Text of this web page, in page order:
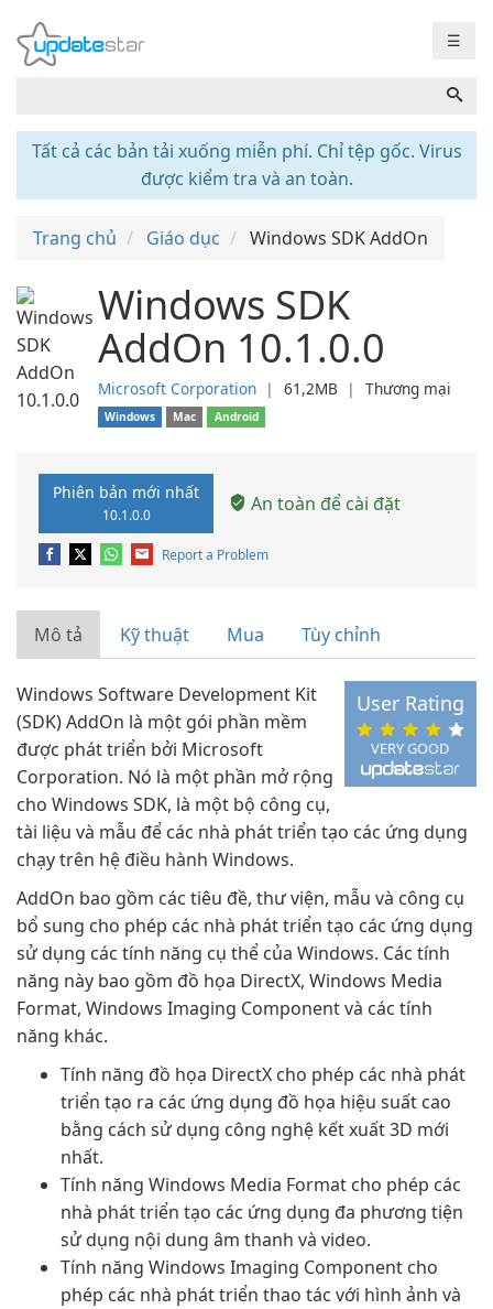
☰
Tất cả các bản tải xuống miễn phí. Chỉ tệp gốc. Virus
được kiểm tra và an toàn.
Trang chủ Giáo dục Windows SDK AddOn
Windows SDK
AddOn 10.1.0.0
Microsoft Corporation ❘ 61,2MB ❘ Thương mại
Windows Mac Android
Phiên bản mới nhất
10.1.0.0 An toàn để cài đặt
Report a Problem
Mô tả Kỹ thuật Mua Tùy chỉnh
VERY GOOD
User Rating
Windows Software Development Kit
(SDK) AddOn là một gói phần mềm
được phát triển bởi Microsoft
Corporation. Nó là một phần mở rộng
cho Windows SDK, là một bộ công cụ,
tài liệu và mẫu để các nhà phát triển tạo các ứng dụng
chạy trên hệ điều hành Windows.
AddOn bao gồm các tiêu đề, thư viện, mẫu và công cụ
bổ sung cho phép các nhà phát triển tạo các ứng dụng
sử dụng các tính năng cụ thể của Windows. Các tính
năng này bao gồm đồ họa DirectX, Windows Media
Format, Windows Imaging Component và các tính
năng khác.
Tính năng đồ họa DirectX cho phép các nhà phát
triển tạo ra các ứng dụng đồ họa hiệu suất cao
bằng cách sử dụng công nghệ kết xuất 3D mới
nhất.
Tính năng Windows Media Format cho phép các
nhà phát triển tạo các ứng dụng đa phương tiện
sử dụng nội dung âm thanh và video.
Tính năng Windows Imaging Component cho
phép các nhà phát triển thao tác với hình ảnh và